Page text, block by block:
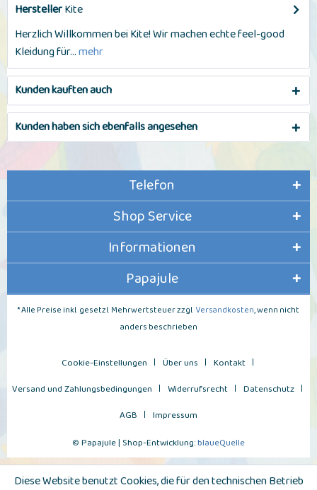
HerstellerKite
Herzlich Willkommen bei Kite! Wir machen echte feel-good
Kleidung für...mehr
Kunden kauften auch
Kunden haben sich ebenfalls angesehen
Telefon
Shop Service
Informationen
Papajule
* Alle Preise inkl. gesetzl. Mehrwertsteuer zzgl. Versandkosten, wenn nicht
anders beschrieben
Cookie-Einstellungen Über uns
Kontakt
Versand und Zahlungsbedingungen
Widerrufsrecht
Datenschutz
AGB
Impressum
© Papajule | Shop-Entwicklung:blaueQuelle
Diese Website benutzt Cookies, die für den technischen Betrieb